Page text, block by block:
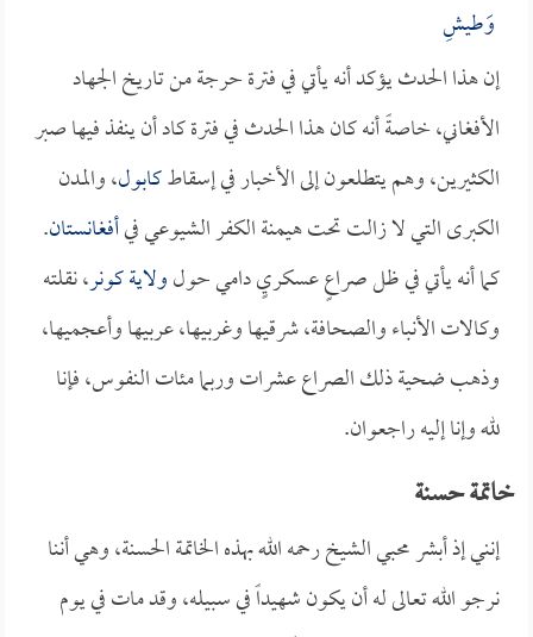
وَطيشِ
إن هذا الحدث يؤكد أنه يأتي في فترة حرجة من تاريخ الجهاد
الأفغاني، خاصةً أنه كان هذا الحدث في فترة كاد أن ينفذ فيها صبر
الكثيرين، وهم يتطلعون إلى الأخبار في إسقاطكابول، والمدن
الكبرى التي لا زالت تحت هيمنة الكفر الشيوعي فيأفغانستان.
كما أنه يأتي في ظل صراعٍ عسكريٍ دامي حولولاية كونر، نقلته
وكالات الأنباء والصحافة، شرقيها وغربيها، عربيها وأعجميها،
وذهب ضحية ذلك الصراع عشرات وربما مئات النفوس، فإنا
لله وإنا إليه راجعوان.
خاتمة حسنة
إنني إذ أبشر محبي الشيخ رحمه الله بهذه الخاتمة الحسنة، وهي أننا
نرجو الله تعالى له أن يكون شهيداً في سبيله، وقد مات في يوم